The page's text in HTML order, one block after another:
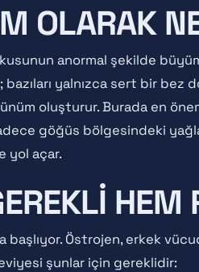
OLARAK
anormal şekilde
yalnızca sert bir bez
oluşturur. Burada en
göğüs bölgesindeki
yol açar.
HEM
başlıyor. Östrojen, erkek
şunlar için gereklidir: